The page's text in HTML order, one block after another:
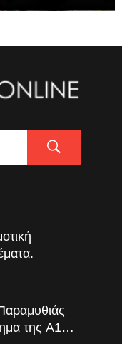
της A1…